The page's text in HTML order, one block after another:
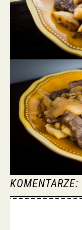
KOMENTARZE: